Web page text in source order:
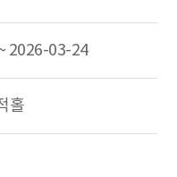
2026-03-24
홀